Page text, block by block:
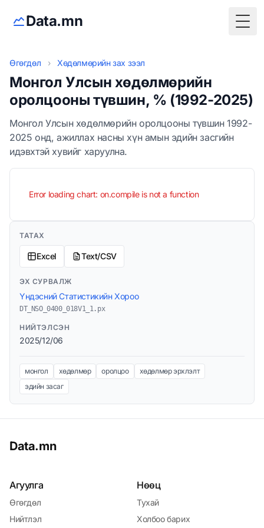
Data.mn
Өгөгдөл › Хөдөлмөрийн зах зээл
Монгол Улсын хөдөлмөрийн
оролцооны түвшин, % (1992-2025)
Монгол Улсын хөдөлмөрийн оролцооны түвшин 1992-
2025 онд, ажиллах насны хүн амын эдийн засгийн
идэвхтэй хувийг харуулна.
Error loading chart: on.compile is not a function
ТАТАХ
Excel Text/CSV
ЭХ СУРВАЛЖ
Үндэсний Статистикийн Хороо
DT_NSO_0400_018V1_1.px
НИЙТЭЛСЭН
2025/12/06
монгол хөдөлмөр оролцоо
хөдөлмөр эрхлэлт
эдийн засаг
Data.mn
Агуулга
Өгөгдөл
Нийтлэл
Нөөц
Тухай
Холбоо барих